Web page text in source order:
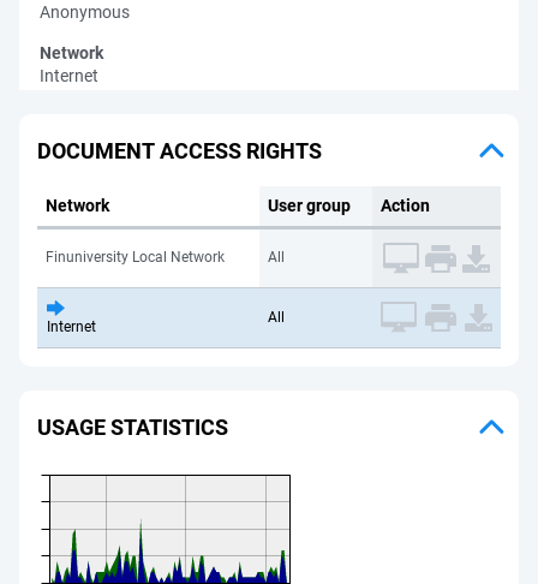
Anonymous
Network
Internet
DOCUMENT ACCESS RIGHTS
Network User group Action
Finuniversity Local Network All
Internet
All
USAGE STATISTICS